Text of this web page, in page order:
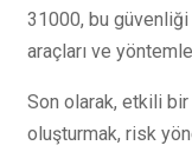
31000, bu
araçları ve
Son olarak, etkili
oluşturmak, risk